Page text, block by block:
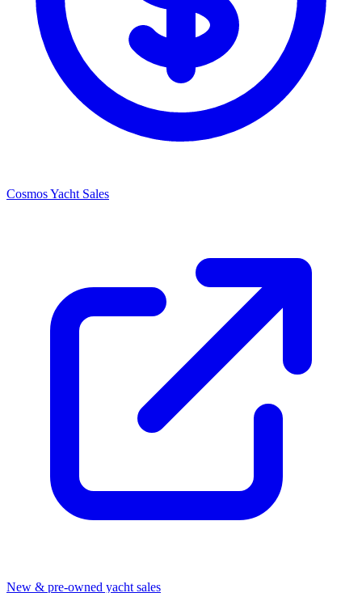
Cosmos Yacht Sales
New & pre-owned yacht sales